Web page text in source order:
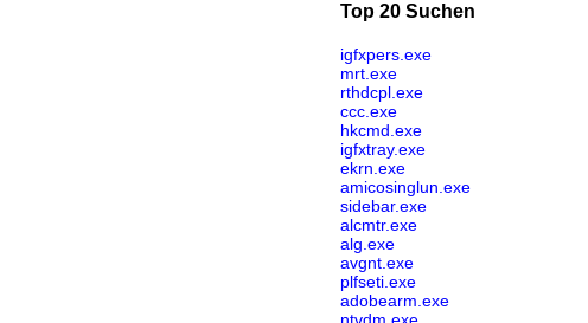
Top 20 Suchen
igfxpers.exe
mrt.exe
rthdcpl.exe
ccc.exe
hkcmd.exe
igfxtray.exe
ekrn.exe
amicosinglun.exe
sidebar.exe
alcmtr.exe
alg.exe
avgnt.exe
plfseti.exe
adobearm.exe